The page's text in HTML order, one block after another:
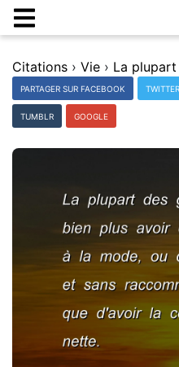
Citations › Vie ›
PARTAGER SUR FACEBOOK TWITTER
TUMBLR GOOGLE